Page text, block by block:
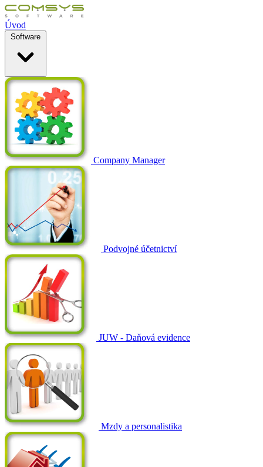
Úvod
Software
Company Manager
Podvojné účetnictví
JUW - Daňová evidence
Mzdy a personalistika